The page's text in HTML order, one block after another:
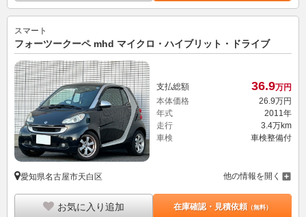
スマート
フォーツークーペ mhd マイクロ・ハイブリット・ドライブ
支払総額 36.9万円
本体価格
26. 9万円
年式
2011年
走行
3.4万km
車検
車検整備付
愛知県名古屋市天白区 他の情報を開く
お気に入り追加 在庫確認・見積依頼（無料）